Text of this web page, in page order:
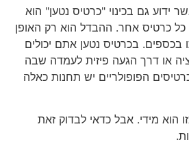
גם בכינוי "כרטיס נטען" הוא
כרטיס אחר. ההבדל הוא רק האופן
בכרטיס נטען אתם יכולים
או דרך הגעה פיזית לעמדה שבה
הפופולריים יש תחנות כאלה
מידי. אבל כדאי לבדוק זאת